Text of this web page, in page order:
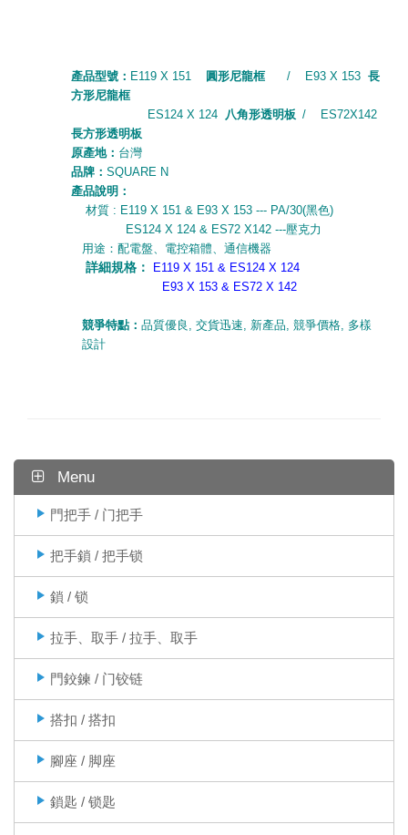
產品型號： E119 X 151 圓形尼龍框/ E93 X 153 長
方形尼龍框
ES124 X 124 八角形透明板 / ES72X142
長方形透明板
原產地： 台灣
品牌： SQUARE N
產品說明：
材質 : E119 X 151 & E93 X 153 --- PA/30(黑色)
ES124 X 124 & ES72 X142 ---壓克力
用途：配電盤、電控箱體、通信機器
詳細規格：
E119 X 151 & ES124 X 124
E93 X 153 & ES72 X 142
競爭特點： 品質優良 , 交貨迅速, 新產品, 競爭價格, 多樣
設計
Menu
門把手 / 门把手
把手鎖 / 把手锁
鎖 / 锁
拉手、取手 / 拉手、取手
門鉸鍊 / 门铰链
搭扣 / 搭扣
腳座 / 脚座
鎖匙 / 锁匙